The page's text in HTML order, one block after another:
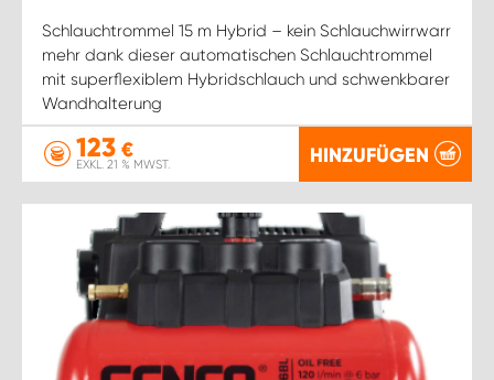
Schlauchtrommel 15 m Hybrid – kein Schlauchwirrwarr
mehr dank dieser automatischen Schlauchtrommel
mit superflexiblem Hybridschlauch und schwenkbarer
Wandhalterung
123 €
EXKL. 21 % MWST. HINZUFÜGEN